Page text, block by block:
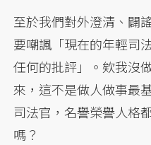
至於我們對外澄清、闢
要嘲諷「現在的年輕司
任何的批評」。欸我沒
來，這不是做人做事最
司法官，名譽榮譽人格
嗎？